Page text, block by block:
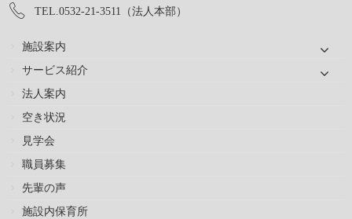
TEL.0532-21-3511（法人本部）
施設案内
サービス紹介
法人案内
空き状況
見学会
職員募集
先輩の声
施設内保育所